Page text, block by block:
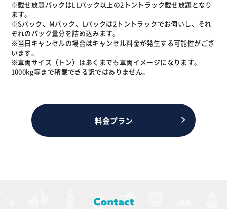
※載せ放題パックはLLパック以上の2トントラック載せ放題となり
ます。
※Sパック、Mパック、Lパックは2トントラックでお伺いし、それ
ぞれのパック量分を詰め込みます。
※当日キャンセルの場合はキャンセル料金が発生する可能性がござ
います。
※車両サイズ（トン）はあくまでも車両イメージになります。
1000kg等まで積載できる訳ではありません。
料金プラン